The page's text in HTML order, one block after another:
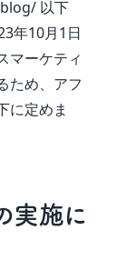
以下
年10月1日
マーケティ
ため、アフ
に定めま
実施に